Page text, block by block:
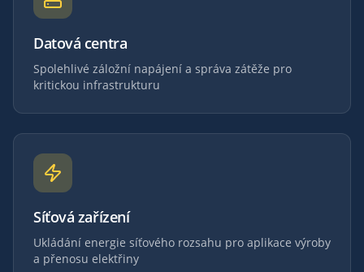
Datová centra
Spolehlivé záložní napájení a správa zátěže pro
kritickou infrastrukturu
Síťová zařízení
Ukládání energie síťového rozsahu pro aplikace výroby
a přenosu elektřiny